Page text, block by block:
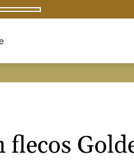
flecos